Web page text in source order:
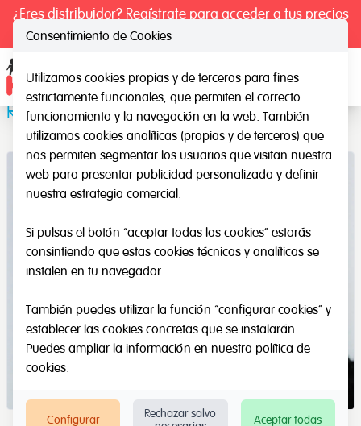
¿Eres distribuidor? Regístrate para acceder a tus precios
exclusivos.
Reloj Didáctico Analógico-digital
Consentimiento de Cookies
Utilizamos cookies propias y de terceros para fines
estrictamente funcionales, que permiten el correcto
funcionamiento y la navegación en la web. También
utilizamos cookies analíticas (propias y de terceros) que
nos permiten segmentar los usuarios que visitan nuestra
web para presentar publicidad personalizada y definir
nuestra estrategia comercial.
Si pulsas el botón “aceptar todas las cookies” estarás
consintiendo que estas cookies técnicas y analíticas se
instalen en tu navegador.
También puedes utilizar la función “configurar cookies” y
establecer las cookies concretas que se instalarán.
Puedes ampliar la información en nuestra política de
cookies.
Configurar
Rechazar salvo
Aceptar todas